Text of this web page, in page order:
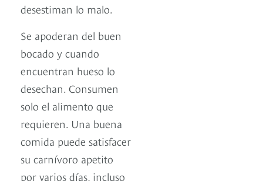
desestiman lo malo.
Se apoderan del buen
bocado y cuando
encuentran hueso lo
desechan. Consumen
solo el alimento que
requieren. Una buena
comida puede satisfacer
su carnívoro apetito
por varios días, incluso